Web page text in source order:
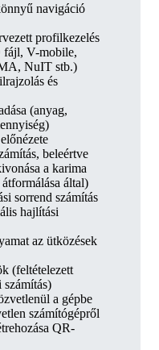
navigáció
profilkezelés
V-mobile,
NuIT stb.)
és
(anyag,
beleértve
a karima
által)
sorrend számítás
hajlítási
az ütközések
(feltételezett
a gépbe
számítógépről
QR-